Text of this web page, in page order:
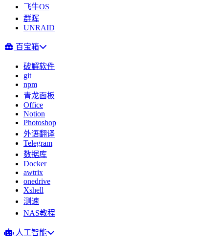
飞牛OS
群晖
UNRAID
百宝箱
破解软件
git
npm
青龙面板
Office
Notion
Photoshop
外语翻译
Telegram
数据库
Docker
awtrix
onedrive
Xshell
测速
NAS教程
人工智能